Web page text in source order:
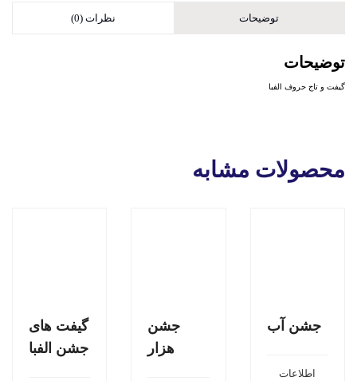
توضیحات نظرات (0)
توضیحات
گیفت و تاج حروف الفبا
محصولات مشابه
گیفت های
جشن الفبا
جشن
هزار
جشن آب
اطلاعات